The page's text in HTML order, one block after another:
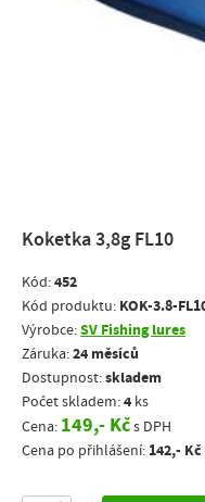
Koketka 3,8g FL10
Kód:452
Kód produktu: KOK-3.8-
Výrobce:SV Fishing lures
Záruka:24 měsíců
Dostupnost:skladem
Počet skladem:4 ks
Cena: 149,- Kčs DPH
Cena po přihlášení: 142,- Kč